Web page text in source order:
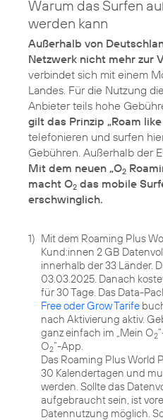
Warum das Surfen
werden kann
Außerhalb von
Netzwerk nicht mehr zur
verbindet sich mit einem
Landes. Für die Nutzung
Anbieter teils hohe
gilt das Prinzip „Roam
telefonieren und surfen
Gebühren. Außerhalb der
Mit dem neuen „O2
macht O2 das mobile
erschwinglich.
1) Mit dem Roaming Plus
Kund:innen 2 GB
innerhalb der 33 Länder.
03.03.2025. Danach
für 30 Tage. Das Data-
Free oder Grow Tarife
nach Aktivierung aktiv.
ganz einfach im „Mein O2
O2“-App.
Das Roaming Plus World
30 Kalendertagen und
werden. Sollte das
aufgebraucht sein, ist
Datennutzung möglich.